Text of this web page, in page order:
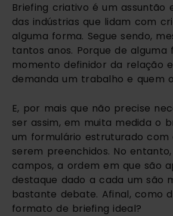
Briefing criativo é um assuntão
das indústrias que lidam com
alguma forma. Segue sendo,
tantos anos. Porque de alguma
momento definidor da relação
demanda um trabalho e quem
E, por mais que não precise
ser assim, em muita medida o
um formulário estruturado com
serem preenchidos. No
campos, a ordem em que são
destaque dado a cada um são
bastante debate. Afinal, como
formato de briefing ideal?